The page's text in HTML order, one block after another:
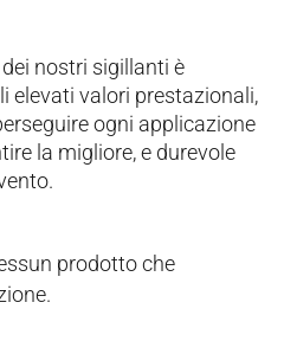
nostri sigillanti è
elevati valori prestazionali,
ogni applicazione
la migliore, e durevole
prodotto che